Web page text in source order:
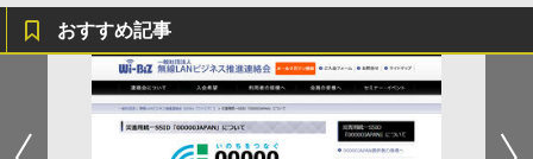
おすすめ記事